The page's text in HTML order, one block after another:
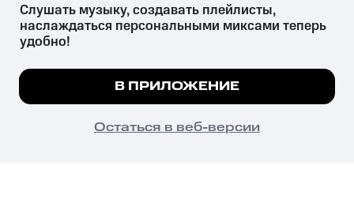
психотропных веществ, их аналогов причиняет вред здоровью,
их незаконный оборот запрещён и влечёт установленную
законодательством ответственность.
© 2026 ООО «КИОН».
Все права защищены
Мы используем куки, чтобы на сайте все
Подробнее
ПОНЯТНО
Слушать музыку, создавать плейлисты,
наслаждаться персональными миксами теперь
удобно!
В ПРИЛОЖЕНИЕ
Остаться в веб-версии